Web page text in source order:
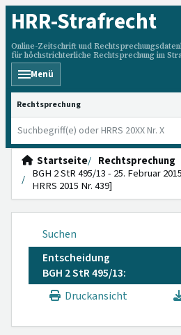
HRR-Strafrecht
Online-Zeitschrift und
für höchstrichterliche Rechtsprechung im
Menü
HRRS durchsuchen
Startseite
Rechtsprechung
BGH 2 StR 495/13 - 25. Februar
HRRS 2015 Nr. 439]
Suchen
Entscheidung
BGH 2 StR 495/13:
Druckansicht